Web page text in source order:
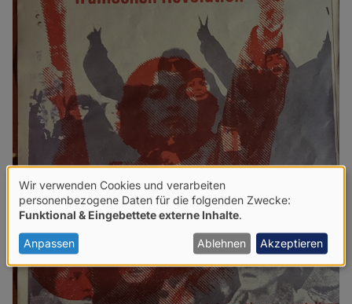
Verwendung
von
personenbezogenen
Daten
und
Wir verwenden Cookies und verarbeiten
personenbezogene Daten für die folgenden Zwecke:
Funktional & Eingebettete externe Inhalte
Anpassen Ablehnen Akzeptieren